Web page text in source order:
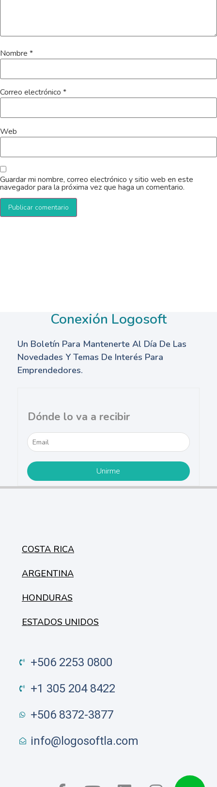
Nombre *
Correo electrónico *
Web
Guardar mi nombre, correo electrónico y sitio web en este
navegador para la próxima vez que haga un comentario.
Conexión Logosoft
Un Boletín Para Mantenerte Al Día De Las
Novedades Y Temas De Interés Para
Emprendedores.
Dónde lo va a recibir
COSTA RICA
ARGENTINA
HONDURAS
ESTADOS UNIDOS
+506 2253 0800
+1 305 204 8422
+506 8372-3877
info@logosoftla.com